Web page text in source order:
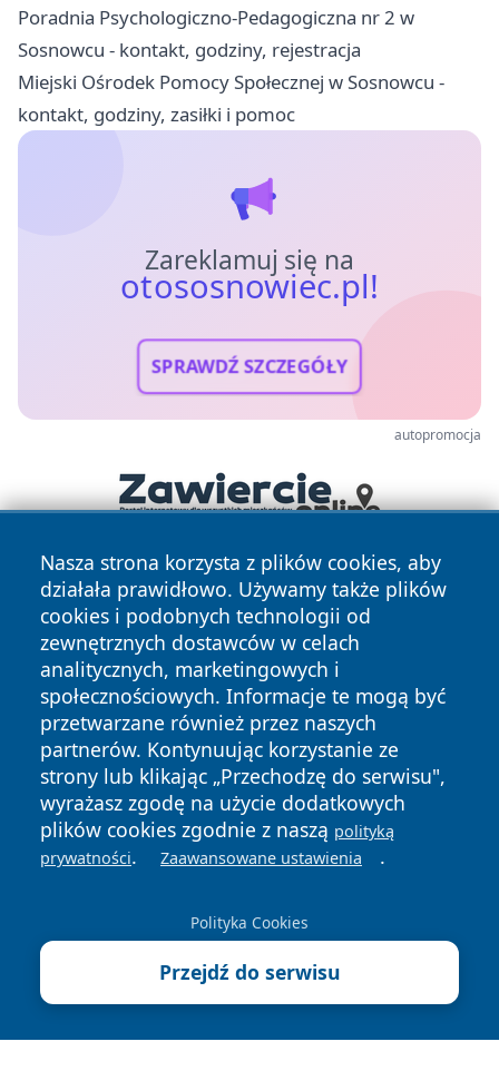
Poradnia Psychologiczno-Pedagogiczna nr 2 w
Sosnowcu - kontakt, godziny, rejestracja
Miejski Ośrodek Pomocy Społecznej w Sosnowcu -
kontakt, godziny, zasiłki i pomoc
Zareklamuj się na
otososnowiec.pl!
SPRAWDŹ SZCZEGÓŁY
autopromocja
Nasza strona korzysta z plików cookies, aby
działała prawidłowo. Używamy także plików
cookies i podobnych technologii od
zewnętrznych dostawców w celach
analitycznych, marketingowych i
społecznościowych. Informacje te mogą być
przetwarzane również przez naszych
partnerów. Kontynuując korzystanie ze
strony lub klikając „Przechodzę do serwisu",
wyrażasz zgodę na użycie dodatkowych
plików cookies zgodnie z naszą polityką
prywatności. Zaawansowane ustawienia .
Polityka Cookies
Przejdź do serwisu
Copyright © 2026 otososnowiec.pl Wszystkie prawa
zastrzeżone.
News Autorzy
Polityka
Prywatności
Polityka
Cookies